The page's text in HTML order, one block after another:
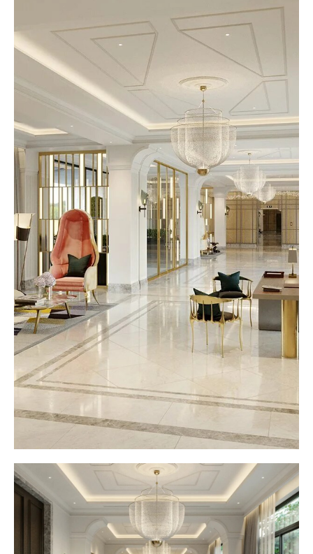
Адрес:Москва, пр-кт Кутузовский, д. 1/7, офис
20Н
Телефон:+7 (918) 300-87-74
email:
info@kp-pro.ru
СВЯЗЬ С НАМИ
КОНТАКТЫ
Адрес юридического лица
г. Сочи, ул. Комсомольская,
д. 1, офис 16
+7 (918) 300-87-74
Адрес для направления
корреспонденции
ОТВЕТСТВЕННОСТЬЮ "КАПИТАЛЬНЫЙ
ПРОЕКТ" ИНН/КПП 7716673994/773001001
121248, г. Москва, пр-кт Кутузовский, д. 1/7, офис